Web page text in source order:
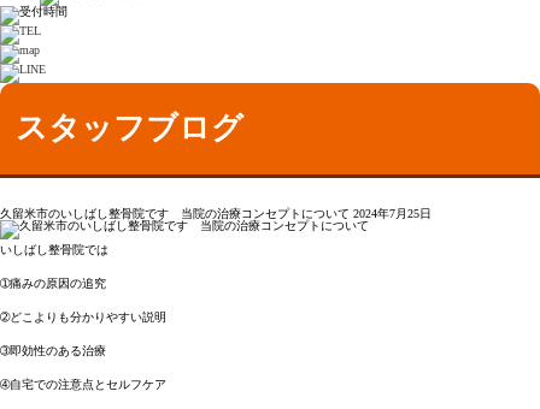
スタッフブログ
久留米市のいしばし整骨院です 当院の治療コンセプトについて 2024年7月25日
いしばし整骨院では
➀痛みの原因の追究
➁どこよりも分かりやすい説明
➂即効性のある治療
➃自宅での注意点とセルフケア